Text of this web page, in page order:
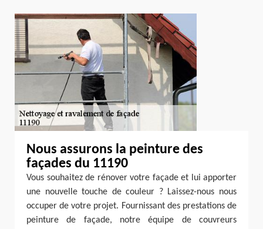
Nous assurons la peinture des
façades du 11190
Vous souhaitez de rénover votre façade et lui apporter
une nouvelle touche de couleur ? Laissez-nous nous
occuper de votre projet. Fournissant des prestations de
peinture de façade, notre équipe de couvreurs